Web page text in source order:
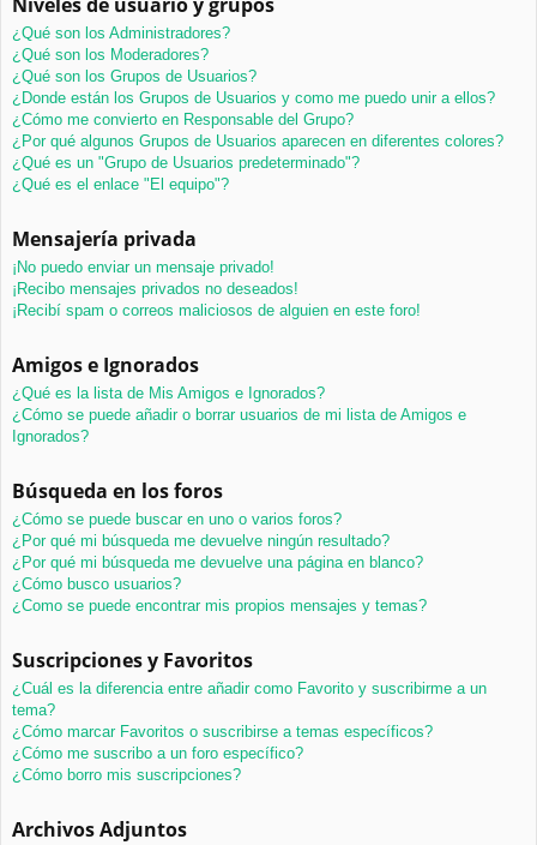
¿Qué son los Administradores?
¿Qué son los Moderadores?
¿Qué son los Grupos de Usuarios?
¿Donde están los Grupos de Usuarios y como me puedo unir a ellos?
¿Cómo me convierto en Responsable del Grupo?
¿Por qué algunos Grupos de Usuarios aparecen en diferentes colores?
¿Qué es un "Grupo de Usuarios predeterminado"?
¿Qué es el enlace "El equipo"?
Mensajería privada
¡No puedo enviar un mensaje privado!
¡Recibo mensajes privados no deseados!
¡Recibí spam o correos maliciosos de alguien en este foro!
Amigos e Ignorados
¿Qué es la lista de Mis Amigos e Ignorados?
¿Cómo se puede añadir o borrar usuarios de mi lista de Amigos e
Ignorados?
Búsqueda en los foros
¿Cómo se puede buscar en uno o varios foros?
¿Por qué mi búsqueda me devuelve ningún resultado?
¿Por qué mi búsqueda me devuelve una página en blanco?
¿Cómo busco usuarios?
¿Como se puede encontrar mis propios mensajes y temas?
Suscripciones y Favoritos
¿Cuál es la diferencia entre añadir como Favorito y suscribirme a un
tema?
¿Cómo marcar Favoritos o suscribirse a temas específicos?
¿Cómo me suscribo a un foro específico?
¿Cómo borro mis suscripciones?
Archivos Adjuntos